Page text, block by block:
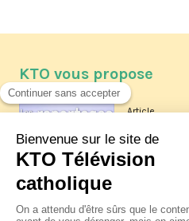
KTO vous propose
Article
Les
La visite
XIV à